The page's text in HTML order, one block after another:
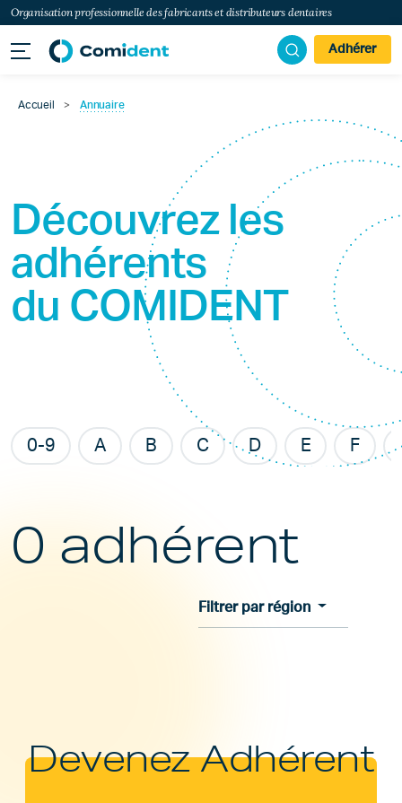
Organisation professionnelle des fabricants et distributeurs dentaires
Adhérer
Accueil > Annuaire
Découvrez les
adhérents
du COMIDENT
0-9 A B C D E F
0 adhérent
Filtrer par région
Devenez Adhérent